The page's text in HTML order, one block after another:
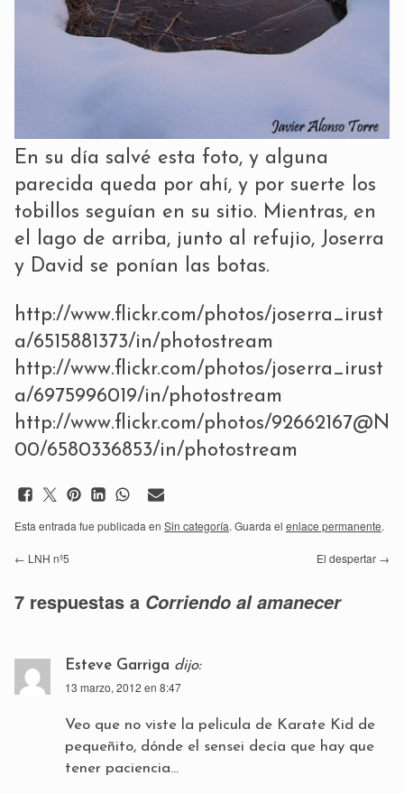
En su día salvé esta foto, y alguna
parecida queda por ahí, y por suerte los
tobillos seguían en su sitio. Mientras, en
el lago de arriba, junto al refujio, Joserra
y David se ponían las botas.
http://www.flickr.com/photos/joserra_irust
a/6515881373/in/photostream
http://www.flickr.com/photos/joserra_irust
a/6975996019/in/photostream
http://www.flickr.com/photos/92662167@N
00/6580336853/in/photostream
Esta entrada fue publicada en Sin categoría. Guarda el enlace permanente.
← LNH nº5 El despertar →
7 respuestas a Corriendo al amanecer
Esteve Garriga dijo:
13 marzo, 2012 en 8:47
Veo que no viste la pelicula de Karate Kid de
pequeñito, dónde el sensei decía que hay que
tener paciencia…